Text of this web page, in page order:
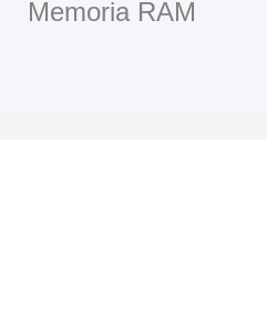
Memoria RAM